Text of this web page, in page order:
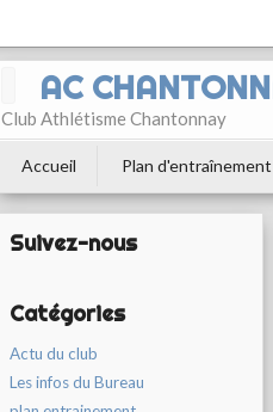
AC
Club Athlétisme Chantonnay
Accueil Plan d'entraînement
Suivez-nous
Catégories
Actu du club
Les infos du Bureau